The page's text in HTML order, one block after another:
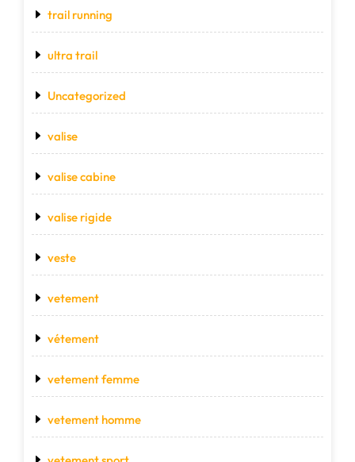
trail running
ultra trail
Uncategorized
valise
valise cabine
valise rigide
veste
vetement
vétement
vetement femme
vetement homme